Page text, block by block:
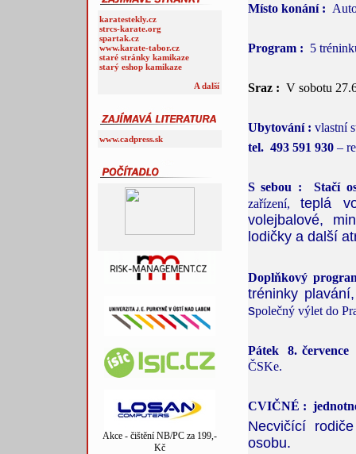
karatestekly.cz
strcs-karate.org
spartak.cz
www.karate-tabor.cz
staré stránky kamikaze
starý eshop kamikaze
A další
www.cadpress.sk
Akce - čištění NB/PC za 199,-
Kč
Místo konání :
Program : 5
Sraz : V sobotu
Ubytování : vlastní
tel. 493 591 930–
S sebou : Stačí
zařízení,teplá
volejbalové,
lodičky a další
Doplňkový
tréninky
společný výlet do
Pátek 8.
ČSKe.
CVIČNÉ :
Necvičící
osobu.